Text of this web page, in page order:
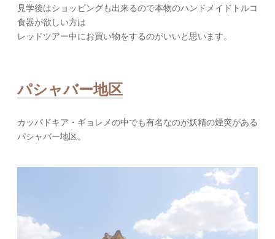
見学後はショッピングも出来るので本物のハンドメイドトルコ
食器が欲しい方は
レッドツアー中にお買い物をするのがいいと思います。
パシャバー地区
カッパドキア・ギョレメの中でも有名なのが妖精の煙突がある
パシャバー地区。